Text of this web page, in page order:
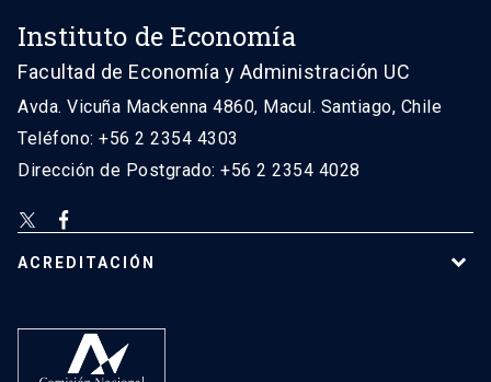
Instituto de Economía
Facultad de Economía y Administración UC
Avda. Vicuña Mackenna 4860, Macul. Santiago, Chile
Teléfono: +56 2 2354 4303
Dirección de Postgrado: +56 2 2354 4028
ACREDITACIÓN